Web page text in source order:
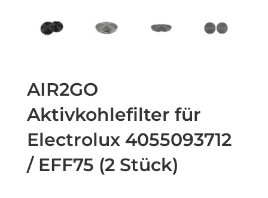
AIR2GO
Aktivkohlefilter für
Electrolux 4055093712
/ EFF75 (2 Stück)